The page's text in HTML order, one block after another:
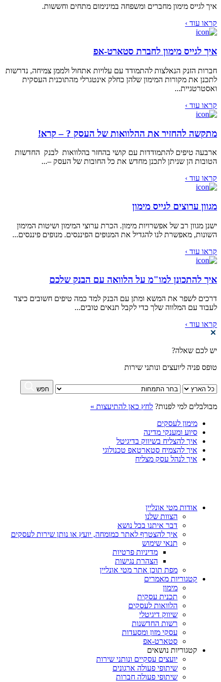
איך לגייס מימון מחברים ומשפחה במינימום מתחים וחששות.
קראו עוד ›
איך לגייס מימון לחברת סטארט-אפ
חברות הזנק הנאלצות להתמודד עם עלויות אתחול ולממן צמיחה, נדרשות
לתכנן את מקורות המימון שלהן כחלק אינטגרלי מהתוכנית העסקית
ואסטרטגיית...
קראו עוד ›
מתקשה להחזיר את ההלוואות של העסק ? – קרא!
ארבעה טיפים להתמודדות עם קושי בהחזר בהלוואות לבנק החדשות
הטובות הן שניתן לתכנן מחדש את כל החובות של העסק –...
קראו עוד ›
מגוון ערוצים לגייס מימון
ישנן מגוון רב של אפשרויות מימון. הכרת ערוצי המימון ושיטות המימון
השונות, מאפשרת לנו להגדיל את המנופים הפיננסים. מנופים פיננסים...
קראו עוד ›
איך להתכונן למו"מ על הלוואה עם הבנק שלכם
דרכים לשפר את המשא ומתן עם הבנק למד כמה טיפים חשובים כיצד
לעבוד עם המלווה שלך כדי לקבל תנאים טובים...
קראו עוד ›
יש לכם שאלה?
טופס פניה ליועצים ונותני שירות
חפש
מבולבלים למי לפנות? לחץ כאן להתיעצות »
מימון לעסקים
סיוע ומענקי מדינה
איך להצליח בשיווק בדיגיטל
איך להצמיח סטארטאפ טכנולוגי
איך לנהל עסק מצליח
אודות מטי אונליין
הצוות שלנו
דבר איתנו בכל נושא
איך להצטרף לאתר כמומחה, יועץ או נותן שירות לעסקים
תנאי שימוש
מדיניות פרטיות
הצהרת נגישות
מפת תוכן אתר מטי אונליין
קטגוריות מאמרים
מימון
תכנית עסקית
הלוואות לעסקים
שיווק דיגיטלי
רשות החדשנות
עסקי מזון ומסעדות
סטארט-אפ
קטגוריות נושאים
יועצים עסקיים ונותני שירות
שיתופי פעולה ארגונים
שיתופי פעולה חברות